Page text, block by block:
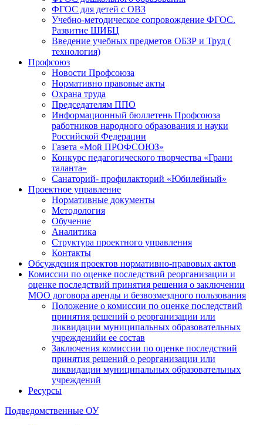
ФГОС для детей с ОВЗ
Учебно-методическое сопровождение ФГОС.
Развитие ШИБЦ
Введение учебных предметов ОБЗР и Труд (
технология)
Профсоюз
Новости Профсоюза
Нормативно правовые акты
Охрана труда
Председателям ППО
Информационный бюллетень Профсоюза
работников народного образования и науки
Российской Федерации
Газета «Мой ПРОФСОЮЗ»
Конкурс педагогического творчества «Грани
таланта»
Санаторий- профилакторий «Юбилейный»
Проектное управление
Нормативные документы
Методология
Обучение
Аналитика
Структура проектного управления
Контакты
Обсуждения проектов нормативно-правовых актов
Комиссии по оценке последствий реорганизации и
оценке последствий принятия решения о заключении
МОО договора аренды и безвозмездного пользования
Положение о комиссии по оценке последствий
принятия решений о реорганизации или
ликвидации муниципальных образовательных
учрежденийи ее состав
Заключения комиссии по оценке последствий
принятия решений о реорганизации или
ликвидации муниципальных образовательных
учреждений
Ресурсы
Подведомственные ОУ